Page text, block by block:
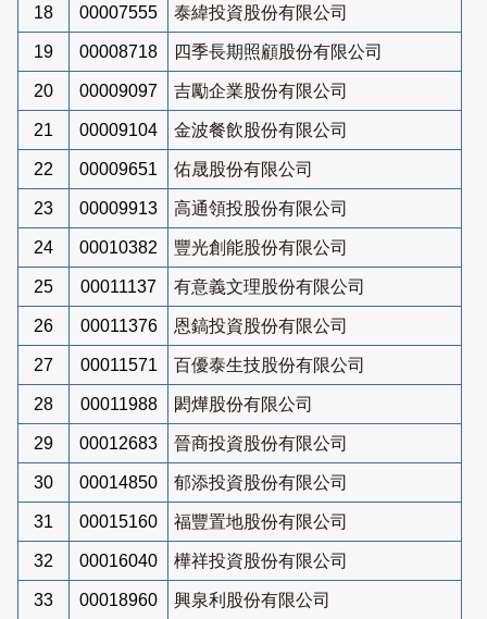
18 00007555 泰緯投資股份有限公司
19 00008718 四季長期照顧股份有限公司
20 00009097 吉勵企業股份有限公司
21 00009104 金波餐飲股份有限公司
22 00009651 佑晟股份有限公司
23 00009913 高通領投股份有限公司
24 00010382 豐光創能股份有限公司
25 00011137 有意義文理股份有限公司
26 00011376 恩鎬投資股份有限公司
27 00011571 百優泰生技股份有限公司
28 00011988 閎燁股份有限公司
29 00012683 晉商投資股份有限公司
30 00014850 郁添投資股份有限公司
31 00015160 福豐置地股份有限公司
32 00016040 樺祥投資股份有限公司
33 00018960 興泉利股份有限公司